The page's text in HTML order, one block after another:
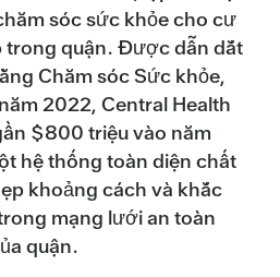
sóc sức khỏe cho cư
trong quận. Được dẫn dắt
Chăm sóc Sức khỏe,
2022, Central Health
$800 triệu vào năm
hệ thống toàn diện chất
khoảng cách và khắc
mạng lưới an toàn
quận.